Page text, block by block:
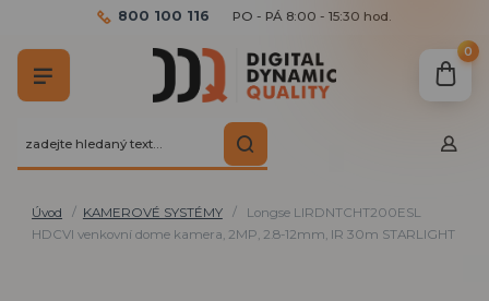
800 100 116 PO - PÁ 8:00 - 15:30 hod.
0
Úvod KAMEROVÉ SYSTÉMY
Longse LIRDNTCHT200ESL
HDCVI venkovní dome kamera, 2MP, 2.8-12mm, IR 30m STARLIGHT